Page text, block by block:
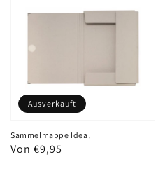
Sammelmappe Ideal
Normaler
Von €9,95
Ausverkauft